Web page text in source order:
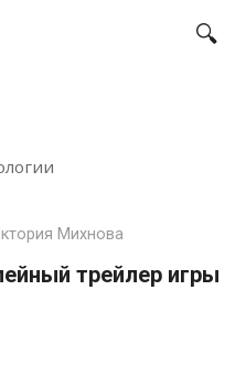
Михнова
трейлер игры